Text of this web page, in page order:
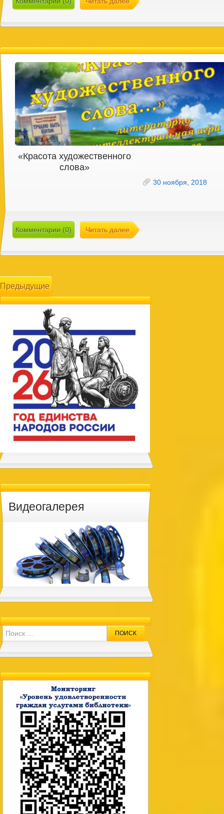
«Красота художественного
слова»
30 ноября, 2018
Комментарии (0) Читать далее
Предыдущие
Видеогалерея
Search for: